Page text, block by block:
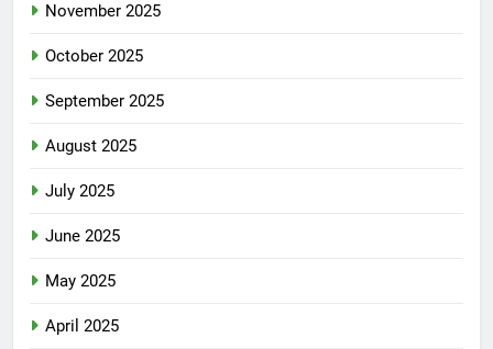
November 2025
October 2025
September 2025
August 2025
July 2025
June 2025
May 2025
April 2025